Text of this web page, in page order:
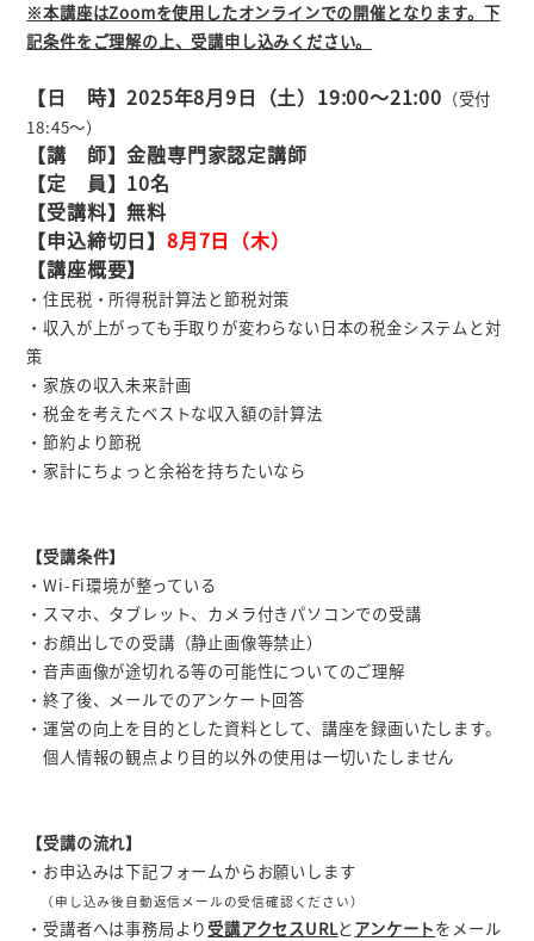
※本講座はZoomを使用したオンラインでの開催となります。下
記条件をご理解の上、受講申し込みください。
【日 時】2025年8月9日（土）19:00～21:00 （受付
18:45～）
【講 師】金融専門家認定講師
【定 員】10名
【受講料】無料
【申込締切日】8月7日（木）
【講座概要】
・住民税・所得税計算法と節税対策
・収入が上がっても手取りが変わらない日本の税金システムと対
策
・家族の収入未来計画
・税金を考えたベストな収入額の計算法
・節約より節税
・家計にちょっと余裕を持ちたいなら
【受講条件】
・Wi-Fi環境が整っている
・スマホ、タブレット、カメラ付きパソコンでの受講
・お顔出しでの受講（静止画像等禁止）
・音声画像が途切れる等の可能性についてのご理解
・終了後、メールでのアンケート回答
・運営の向上を目的とした資料として、講座を録画いたします。
個人情報の観点より目的以外の使用は一切いたしません
【受講の流れ】
・お申込みは下記フォームからお願いします
（申し込み後自動返信メールの受信確認ください）
・受講者へは事務局より 受講アクセスURLと アンケートをメール